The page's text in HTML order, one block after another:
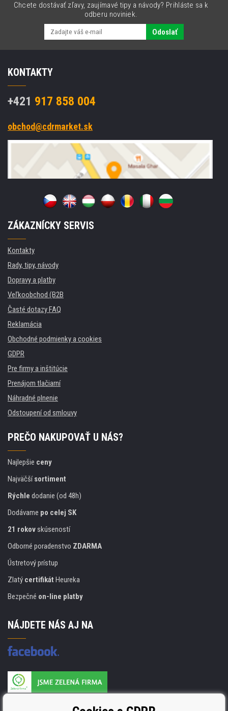
Chcete dostávať zľavy, zaujímavé tipy a návody? Prihláste sa k
odberu noviniek.
Odoslať
KONTAKTY
+421 917 858 004
obchod@cdrmarket.sk
ZÁKAZNÍCKY SERVIS
Kontakty
Rady, tipy, návody
Dopravy a platby
Veľkoobchod (B2B
Časté dotazy FAQ
Reklamácia
Obchodné podmienky a cookies
GDPR
Pre firmy a inštitúcie
Prenájom tlačiarní
Náhradné plnenie
Odstoupení od smlouvy
PREČO NAKUPOVAŤ U NÁS?
Najlepšie ceny
Najväčšísortiment
Rýchle dodanie (od 48h)
Dodávame po celej SK
21 rokovskúseností
Odborné poradenstvo ZDARMA
Ústretový prístup
Zlatý certifikát Heureka
Bezpečné on-line platby
NÁJDETE NÁS AJ NA